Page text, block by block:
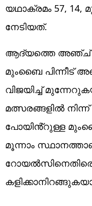
യഥാക്രമം 57, 14,
നേടിയത്.
ആദ്യത്തെ അഞ്ച്
മുംബൈ പിന്നീട്
വിജയിച്ച്
മത്സരങ്ങളിൽ
പോയിൻ്റുള്ള
മൂന്നാം